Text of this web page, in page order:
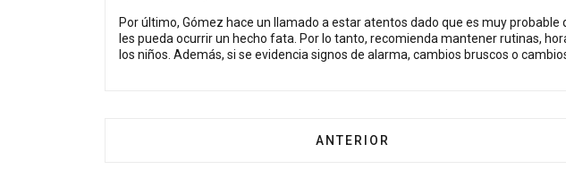
Por último, Gómez hace un llamado a estar atentos dado que es muy
les pueda ocurrir un hecho fata. Por lo tanto, recomienda mantener rutinas,
los niños. Además, si se evidencia signos de alarma, cambios bruscos o
ARTÍCULO ANTERIOR: CONTROL
ANTERIOR